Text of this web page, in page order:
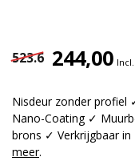
523.6 244,00
Nisdeur zonder profiel
Nano-Coating ✓
brons ✓ Verkrijgbaar
meer.